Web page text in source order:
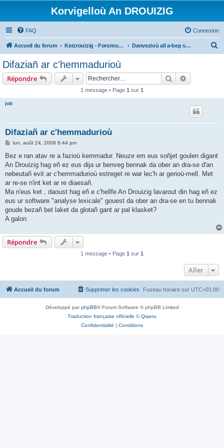
Korvigelloù An DROUIZIG
FAQ Connexion
Accueil du forum Kerzrouizig - Foromoù An Drouizig Danvezioù all a-bep seurt
Difaziañ ar c'hemmadurioù
Répondre Rechercher
1 message • Page 1 sur 1
job
Difaziañ ar c'hemmadurioù
M
s
a
g
lun. août 24, 2009 6:44 pm
Bez e ran atav re a fazioù kemmadur. Neuze em eus soñjet goulen digant
An Drouizig hag eñ ez eus dija ur benveg bennak da ober an dra-se d'an
nebeutañ evit ar c'hemmadurioù estreget re war lec'h ar gerioù-mell. Met
ar re-se n'int ket ar re diaesañ.
Ma n'eus ket , daoust hag eñ e c'hellfe An Drouizig lavarout din hag eñ ez
eus ur software "analyse lexicale" gouest da ober an dra-se en tu bennak
goude bezañ bet laket da glotañ gant ar pal klasket?
A galon
Répondre
1 message • Page 1 sur 1
Aller
Accueil du forum Fuseau horaire sur UTC+01:00
Supprimer les cookies
Développé parphpBB® Forum Software © phpBB Limited
Traduction française officielle ©Qiaeru
Confidentialité | Conditions